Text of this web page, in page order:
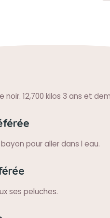
noir. 12,700 kilos 3 ans et
pour aller dans l eau.
ses peluches.